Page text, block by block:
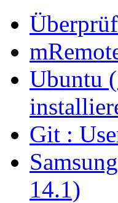
Ubuntu
Git :
14.1)